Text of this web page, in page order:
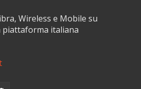
Wireless e Mobile su
piattaforma italiana